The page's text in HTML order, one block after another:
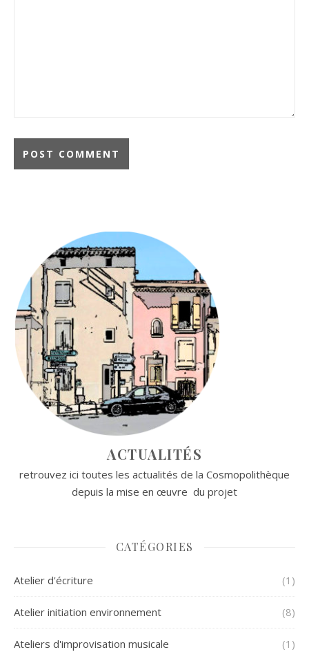
ACTUALITÉS
retrouvez ici toutes les actualités de la Cosmopolithèque
depuis la mise en œuvre du projet
CATÉGORIES
Atelier d'écriture (1)
Atelier initiation environnement (8)
Ateliers d'improvisation musicale (1)